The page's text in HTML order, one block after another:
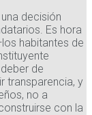
decisión
Es hora
habitantes de
de
transparencia, y
no a
con la